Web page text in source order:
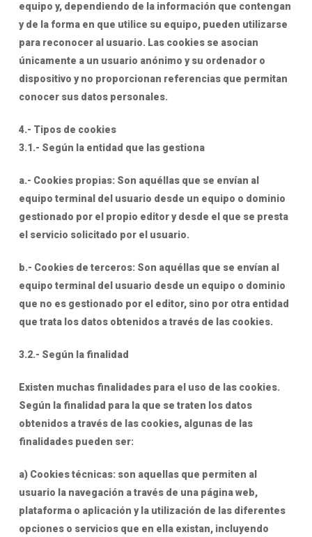
equipo y, dependiendo de la información que contengan
y de la forma en que utilice su equipo, pueden utilizarse
para reconocer al usuario. Las cookies se asocian
únicamente a un usuario anónimo y su ordenador o
dispositivo y no proporcionan referencias que permitan
conocer sus datos personales.
4.- Tipos de cookies
3.1.- Según la entidad que las gestiona
a.- Cookies propias: Son aquéllas que se envían al
equipo terminal del usuario desde un equipo o dominio
gestionado por el propio editor y desde el que se presta
el servicio solicitado por el usuario.
b.- Cookies de terceros: Son aquéllas que se envían al
equipo terminal del usuario desde un equipo o dominio
que no es gestionado por el editor, sino por otra entidad
que trata los datos obtenidos a través de las cookies.
3.2.- Según la finalidad
Existen muchas finalidades para el uso de las cookies.
Según la finalidad para la que se traten los datos
obtenidos a través de las cookies, algunas de las
finalidades pueden ser:
a) Cookies técnicas: son aquellas que permiten al
usuario la navegación a través de una página web,
plataforma o aplicación y la utilización de las diferentes
opciones o servicios que en ella existan, incluyendo